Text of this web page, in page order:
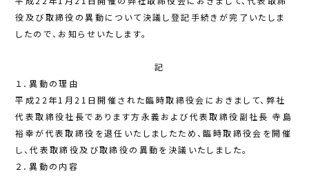
役及び取締役の異動について決議し登記手続きが完了いたしま
したので、お知らせいたします。
記
１．異動の理由
平成22年1月21日開催された臨時取締役会におきまして、弊社
代表取締役社長であります方永義および代表取締役副社長 寺島
裕幸が代表取締役を退任いたしましたため、臨時取締役会を開催
し、代表取締役及び取締役の異動を決議いたしました。
２．異動の内容